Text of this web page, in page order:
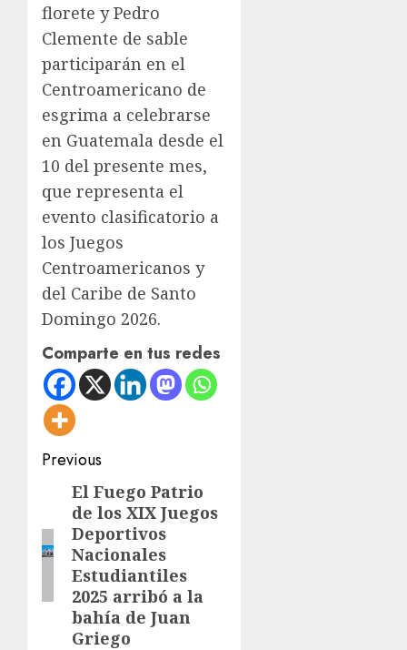
florete y Pedro
Clemente de sable
participarán en el
Centroamericano de
esgrima a celebrarse
en Guatemala desde el
10 del presente mes,
que representa el
evento clasificatorio a
los Juegos
Centroamericanos y
del Caribe de Santo
Domingo 2026.
Comparte en tus redes
Post
navigation
Previous
Previous
post:
El Fuego Patrio
de los XIX Juegos
Deportivos
Nacionales
Estudiantiles
2025 arribó a la
bahía de Juan
Griego